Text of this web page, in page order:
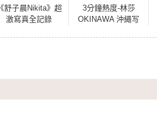
《舒子晨Nikita》超
激寫真全記錄
3分鐘熱度-林莎
OKINAWA 沖繩写